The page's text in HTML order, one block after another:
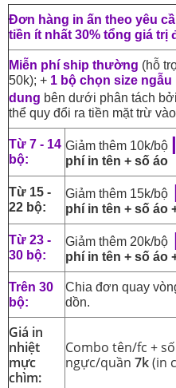
Đơn hàng in ấn theo yêu
tiền ít nhất 30% tổng giá trị
Miễn phí ship thường (hỗ
50k); + 1 bộ chọn size
dung bên dưới phân tách
thể quy đổi ra tiền mặt trừ
Từ 7 - 14
bộ:
Giảm thêm 10k/bộ |
phí in tên + số áo
Từ 15 -
22 bộ:
Giảm thêm 15k/bộ
phí in tên + số áo
Từ 23 -
30 bộ:
Giảm thêm 20k/bộ
phí in tên + số áo
Trên 30
bộ:
Chia đơn quay
dồn.
Giá in
nhiệt
mực
chìm:
Combo tên/fc +
ngực/quần 7k(in